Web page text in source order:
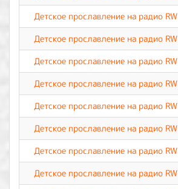
Детское прославление на радио RW
Детское прославление на радио RW
Детское прославление на радио RW
Детское прославление на радио RW
Детское прославление на радио RW
Детское прославление на радио RW
Детское прославление на радио RW
Детское прославление на радио RW